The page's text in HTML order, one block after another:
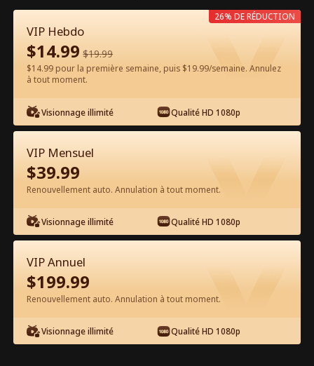
Regarder gratuitement sur l'App
Épisode 36 - La Cendrillon Révoltée :
Le Secret de la Femme de Ménage
Film complet
1-49 Tous les épisodes
VIP Hebdo
$14.99 $19.99
$14.99 pour la première semaine, puis $19.99/semaine. Annulez
à tout moment.
Visionnage illimité Qualité HD 1080p
26% DE RÉDUCTION
VIP Mensuel
$39.99
Renouvellement auto. Annulation à tout moment.
Visionnage illimité Qualité HD 1080p
VIP Annuel
$199.99
Renouvellement auto. Annulation à tout moment.
Visionnage illimité Qualité HD 1080p